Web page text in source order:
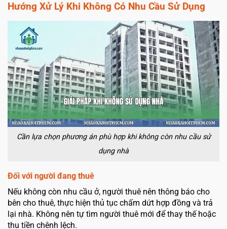
Hướng Xử Lý Khi Không Có Nhu Cầu Sử Dụng
Cần lựa chọn phương án phù hợp khi không còn nhu cầu sử
dụng nhà
Đối với người đang thuê
Nếu không còn nhu cầu ở, người thuê nên thông báo cho
bên cho thuê, thực hiện thủ tục chấm dứt hợp đồng và trả
lại nhà. Không nên tự tìm người thuê mới để thay thế hoặc
thu tiền chênh lệch.